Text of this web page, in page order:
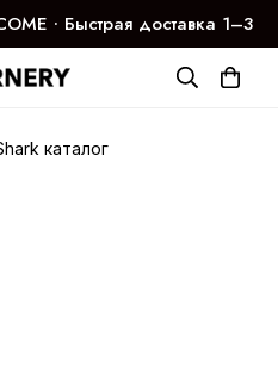
∙ Быстрая доставка 1–3
каталог